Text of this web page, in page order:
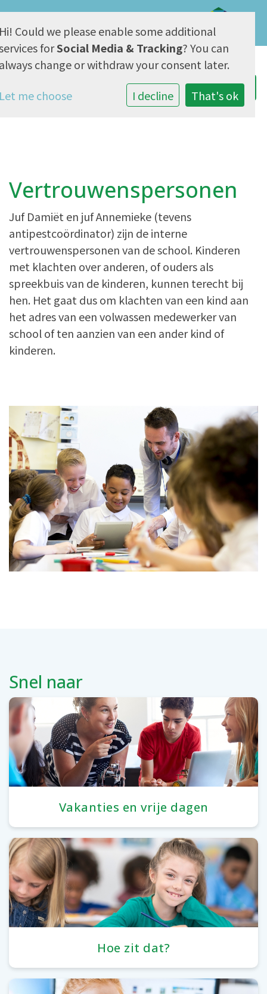
AVG & Privacy
Vertrouwenspersonen
Juf Damiët en juf Annemieke (tevens
antipestcoördinator) zijn de interne
vertrouwenspersonen van de school. Kinderen
met klachten over anderen, of ouders als
spreekbuis van de kinderen, kunnen terecht bij
hen. Het gaat dus om klachten van een kind aan
het adres van een volwassen medewerker van
school of ten aanzien van een ander kind of
kinderen.
Snel naar
Vakanties en vrije dagen
Hoe zit dat?
Could we please enable some additional
forSocial Media & Tracking? You can
change or withdraw your consent later.
me choose
I decline That's ok